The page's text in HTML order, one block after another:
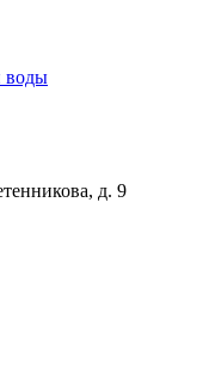
воды
д. 9